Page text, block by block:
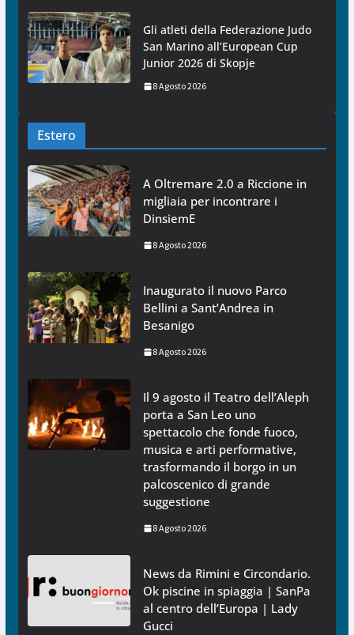
Gli atleti della Federazione Judo
San Marino all’European Cup
Junior 2026 di Skopje
8 Agosto 2026
Estero
A Oltremare 2.0 a Riccione in
migliaia per incontrare i
DinsiemE
8 Agosto 2026
Inaugurato il nuovo Parco
Bellini a Sant’Andrea in
Besanigo
8 Agosto 2026
Il 9 agosto il Teatro dell’Aleph
porta a San Leo uno
spettacolo che fonde fuoco,
musica e arti performative,
trasformando il borgo in un
palcoscenico di grande
suggestione
8 Agosto 2026
News da Rimini e Circondario.
Ok piscine in spiaggia | SanPa
al centro dell’Europa | Lady
Gucci